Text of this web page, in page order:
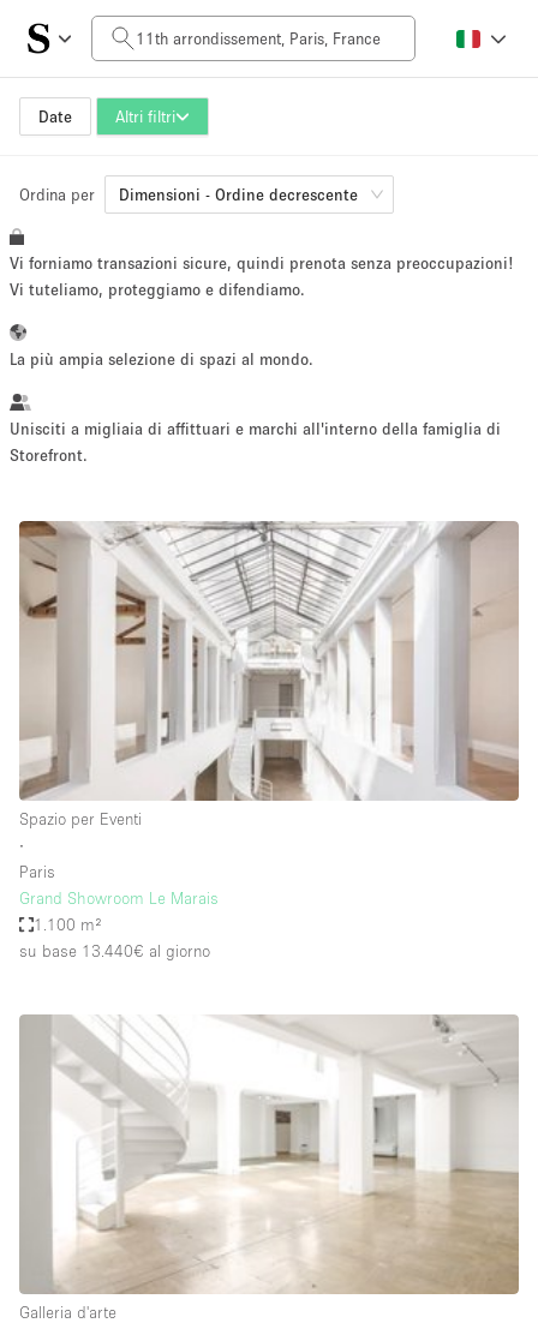
Date Altri filtri
Prezzo al giorno
0€
Dimensioni dello spazio
500+ m²
~ 650 persone
artistico
Servizio
Conferenza Meeting Ufficio
Acquista
Tipo di spazio
Acquista Condividi
Atelier / Laboratorio
Camion
Container
Fiera/festival
Galleria d'arte
Hall
Imbarcazione
Negozio in centro commerciale
Ordina per Dimensioni - Ordine decrescente
Vi forniamo transazioni sicure, quindi prenota senza preoccupazioni!
Vi tuteliamo, proteggiamo e difendiamo.
La più ampia selezione di spazi al mondo.
Unisciti a migliaia di affittuari e marchi all'interno della famiglia di
Storefront.
Spazio per Eventi
∙
Paris
Grand Showroom Le Marais
1.100 m²
su base 13.440€ al giorno
Galleria d'arte